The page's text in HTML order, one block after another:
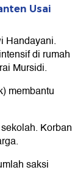
Usai
Handayani.
di rumah
Mursidi.
membantu
Korban
saksi